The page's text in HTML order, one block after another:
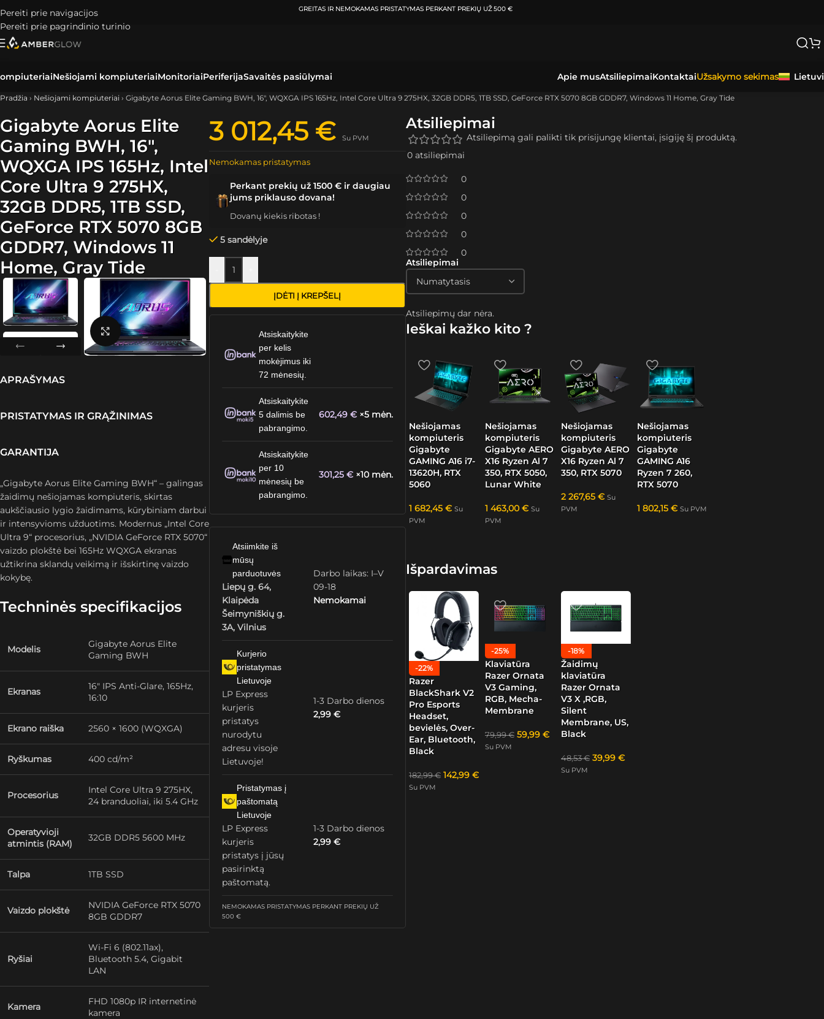
Pereiti prie navigacijos
Pereiti prie pagrindinio turinio
ATSIIMKITE UŽSAKYMĄKLAIPĖDOJE IR VILNIUJE
Nešiojami kompiuteriaiMonitoriaiPeriferijaSavaitės pasiūlymai Apie musAtsiliepimaiKontaktaiUžsakymo sekimas
Pradžia › Nešiojami kompiuteriai › Gigabyte Aorus Elite Gaming BWH, 16″, WQXGA IPS 165Hz, Intel Core Ultra 9 275HX, 32GB DDR5, 1TB SSD, GeForce RTX 5070 8GB GDDR7, Windows 11 Home, Gray Tide
Gigabyte Aorus Elite
Gaming BWH, 16″,
WQXGA IPS 165Hz, Intel
Core Ultra 9 275HX,
32GB DDR5, 1TB SSD,
GeForce RTX 5070 8GB
GDDR7, Windows 11
Home, Gray Tide
Spustelėkite, kad padidintumėte
APRAŠYMAS
PRISTATYMAS IR GRĄŽINIMAS
GARANTIJA
„Gigabyte Aorus Elite Gaming BWH“ – galingas
žaidimų nešiojamas kompiuteris, skirtas
aukščiausio lygio žaidimams, kūrybiniam darbui
ir intensyvioms užduotims. Modernus „Intel Core
Ultra 9“ procesorius, „NVIDIA GeForce RTX 5070“
vaizdo plokštė bei 165Hz WQXGA ekranas
užtikrina sklandų veikimą ir išskirtinę vaizdo
kokybę.
Techninės specifikacijos
Modelis
Gigabyte Aorus Elite
Gaming BWH
Ekranas
16″ IPS Anti-Glare, 165Hz,
16:10
Ekrano raiška 2560 × 1600 (WQXGA)
Ryškumas 400 cd/m²
Procesorius
Intel Core Ultra 9 275HX,
24 branduoliai, iki 5.4 GHz
Operatyvioji
atmintis (RAM)
32GB DDR5 5600 MHz
Talpa 1TB SSD
Vaizdo plokštė
NVIDIA GeForce RTX 5070
8GB GDDR7
Ryšiai
Wi-Fi 6 (802.11ax),
Bluetooth 5.4, Gigabit
LAN
Kamera
FHD 1080p IR internetinė
kamera
3 012,45 € Su PVM
Nemokamas pristatymas
Perkant prekių už 1500 € ir daugiau
jums priklauso dovana!
Dovanų kiekis ribotas !
5 sandėlyje
ĮDĖTI Į KREPŠELĮ
Atsiskaitykite
per kelis
mokėjimus iki
72 mėnesių.
Atsiskaitykite
5 dalimis be
pabrangimo.
602,49 € ×5 mėn.
Atsiskaitykite
per 10
mėnesių be
pabrangimo.
301,25 € ×10 mėn.
Atsiimkite iš
mūsų
parduotuvės
Liepų g. 64,
Klaipėda
Šeimyniškių g.
3A, Vilnius
Darbo laikas: I–V
09-18
Nemokamai
Kurjerio
pristatymas
Lietuvoje
LP Express
kurjeris
pristatys
nurodytu
adresu visoje
Lietuvoje!
1-3 Darbo dienos
2,99€
Pristatymas į
paštomatą
Lietuvoje
LP Express
kurjeris
pristatys į jūsų
pasirinktą
paštomatą.
1-3 Darbo dienos
2,99€
NEMOKAMAS PRISTATYMAS PERKANT PREKIŲ UŽ
500 €
Atsiliepimai
0 atsiliepimai
0
0
0
0
0
Atsiliepimai
Atsiliepimų dar nėra.
Atsiliepimą gali palikti tik prisijungę klientai, įsigiję šį produktą.
Ieškai kažko kito ?
Nešiojamas
kompiuteris
Gigabyte
GAMING A16 i7-
13620H, RTX
5060
1 682,45 € Su
PVM
Nešiojamas
kompiuteris
Gigabyte AERO
X16 Ryzen Al 7
350, RTX 5050,
Lunar White
1 463,00 € Su
PVM
Nešiojamas
kompiuteris
Gigabyte AERO
X16 Ryzen Al 7
350, RTX 5070
2 267,65 € Su
PVM
Nešiojamas
kompiuteris
Gigabyte
GAMING A16
Ryzen 7 260,
RTX 5070
1 802,15 € Su PVM
Išpardavimas
-22%
Razer
BlackShark V2
Pro Esports
Headset,
bevielės, Over-
Ear, Bluetooth,
Black
182,99€ 142,99 €
Su PVM
-25%
Klaviatūra
Razer Ornata
V3 Gaming,
RGB, Mecha-
Membrane
79,99€ 59,99 €
Su PVM
-18%
Žaidimų
klaviatūra
Razer Ornata
V3 X ,RGB,
Silent
Membrane, US,
Black
48,53€ 39,99 €
Su PVM